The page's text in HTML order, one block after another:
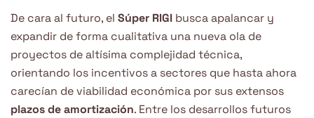
De cara al futuro, el Súper RIGI busca apalancar y
expandir de forma cualitativa una nueva ola de
proyectos de altísima complejidad técnica,
orientando los incentivos a sectores que hasta ahora
carecían de viabilidad económica por sus extensos
plazos de amortización. Entre los desarrollos futuros